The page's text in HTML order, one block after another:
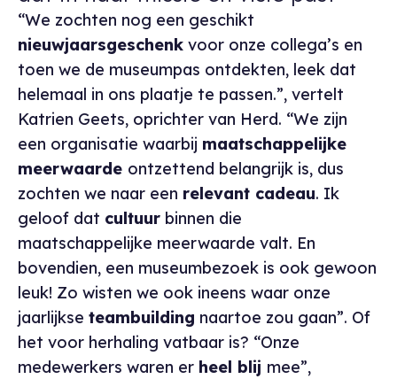
“We zochten nog een geschikt
nieuwjaarsgeschenk voor onze collega’s en
toen we de museumpas ontdekten, leek dat
helemaal in ons plaatje te passen.”, vertelt
Katrien Geets, oprichter van Herd. “We zijn
een organisatie waarbij maatschappelijke
meerwaarde ontzettend belangrijk is, dus
zochten we naar een relevant cadeau. Ik
geloof dat cultuur binnen die
maatschappelijke meerwaarde valt. En
bovendien, een museumbezoek is ook gewoon
leuk! Zo wisten we ook ineens waar onze
jaarlijkse teambuilding naartoe zou gaan”. Of
het voor herhaling vatbaar is? “Onze
medewerkers waren er heel blij mee”,